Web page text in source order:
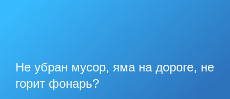
Не убран мусор, яма на дороге, не
горит фонарь?